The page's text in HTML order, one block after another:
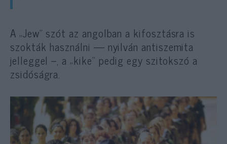
A „Jew” szót az angolban a kifosztásra is
szokták használni — nyilván antiszemita
jelleggel –, a „kike” pedig egy szitokszó a
zsidóságra.